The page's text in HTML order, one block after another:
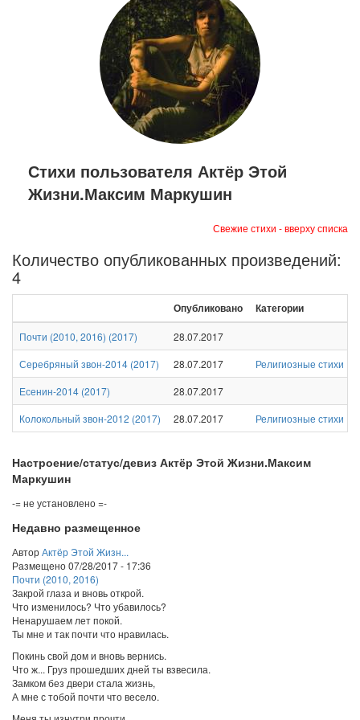
Стихи пользователя Актёр Этой
Жизни.Максим Маркушин
Свежие стихи - вверху списка
Количество опубликованных произведений:
4
Опубликовано Категории
Почти (2010, 2016) (2017) 28.07.2017
Серебряный звон-2014 (2017) 28.07.2017 Религиозные стихи
Есенин-2014 (2017) 28.07.2017
Колокольный звон-2012 (2017) 28.07.2017 Религиозные стихи
Настроение/статус/девиз Актёр Этой Жизни.Максим
Маркушин
-= не установлено =-
Недавно размещенное
АвторАктёр Этой Жизн...
Размещено07/28/2017 - 17:36
Почти (2010, 2016)
Закрой глаза и вновь открой.
Что изменилось? Что убавилось?
Ненарушаем лет покой.
Ты мне и так почти что нравилась.
Покинь свой дом и вновь вернись.
Что ж... Груз прошедших дней ты взвесила.
Замком без двери стала жизнь,
А мне с тобой почти что весело.